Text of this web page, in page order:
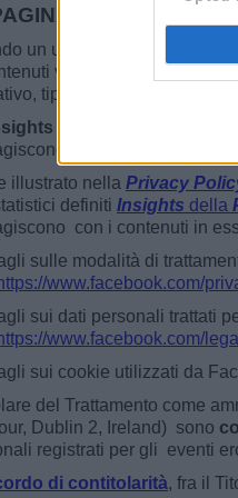
SOCIAL
un utente utilizza la
visualizzati o con cui
tipo di browser,
sono
con le
illustrato nella Privacy
definiti Insights della
con i contenuti in
sulle modalità di
https://www.facebook.com/
sui dati personali trattati
https://www.facebook.com/
sui cookie utilizzati da
del Trattamento come
Dublin 2, Ireland) sono
registrati per gli eventi
di contitolarità, fra il